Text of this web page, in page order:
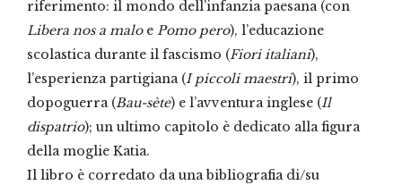
riferimento: il mondo dell’infanzia paesana (con
Libera nos a maloe Pomo pero), l’educazione
scolastica durante il fascismo (Fiori italiani),
l’esperienza partigiana (I piccoli maestri), il primo
dopoguerra (Bau-sète) e l’avventura inglese (Il
dispatrio); un ultimo capitolo è dedicato alla figura
della moglie Katia.
Il libro è corredato da una bibliografia di/su